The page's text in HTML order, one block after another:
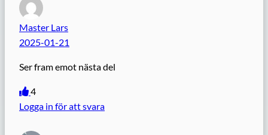
Master Lars
2025-01-21
Ser fram emot nästa del
4
Logga in för att svara